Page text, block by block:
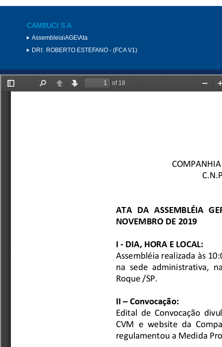
CAMBUCI S.A.
Assembleia\AGE\Ata
DRI: ROBERTO ESTEFANO - (FCA V1)